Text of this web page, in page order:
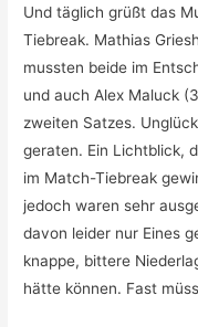
Und täglich grüßt das
Tiebreak. Mathias
mussten beide im
und auch Alex Maluck
zweiten Satzes.
geraten. Ein Lichtblick,
im Match-Tiebreak
jedoch waren sehr
davon leider nur Eines
knappe, bittere
hätte können. Fast